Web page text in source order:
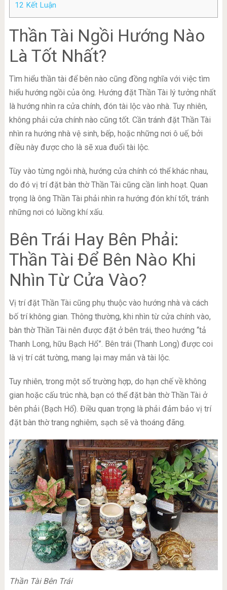
12 Kết Luận
Thần Tài Ngồi Hướng Nào
Là Tốt Nhất?
Tìm hiểu thần tài để bên nào cũng đồng nghĩa với việc tìm
hiểu hướng ngồi của ông. Hướng đặt Thần Tài lý tưởng nhất
là hướng nhìn ra cửa chính, đón tài lộc vào nhà. Tuy nhiên,
không phải cửa chính nào cũng tốt. Cần tránh đặt Thần Tài
nhìn ra hướng nhà vệ sinh, bếp, hoặc những nơi ô uế, bởi
điều này được cho là sẽ xua đuổi tài lộc.
Tùy vào từng ngôi nhà, hướng cửa chính có thể khác nhau,
do đó vị trí đặt bàn thờ Thần Tài cũng cần linh hoạt. Quan
trọng là ông Thần Tài phải nhìn ra hướng đón khí tốt, tránh
những nơi có luồng khí xấu.
Bên Trái Hay Bên Phải:
Thần Tài Để Bên Nào Khi
Nhìn Từ Cửa Vào?
Vị trí đặt Thần Tài cũng phụ thuộc vào hướng nhà và cách
bố trí không gian. Thông thường, khi nhìn từ cửa chính vào,
bàn thờ Thần Tài nên được đặt ở bên trái, theo hướng “tả
Thanh Long, hữu Bạch Hổ”. Bên trái (Thanh Long) được coi
là vị trí cát tường, mang lại may mắn và tài lộc.
Tuy nhiên, trong một số trường hợp, do hạn chế về không
gian hoặc cấu trúc nhà, bạn có thể đặt bàn thờ Thần Tài ở
bên phải (Bạch Hổ). Điều quan trọng là phải đảm bảo vị trí
đặt bàn thờ trang nghiêm, sạch sẽ và thoáng đãng.
Thần Tài Bên Trái